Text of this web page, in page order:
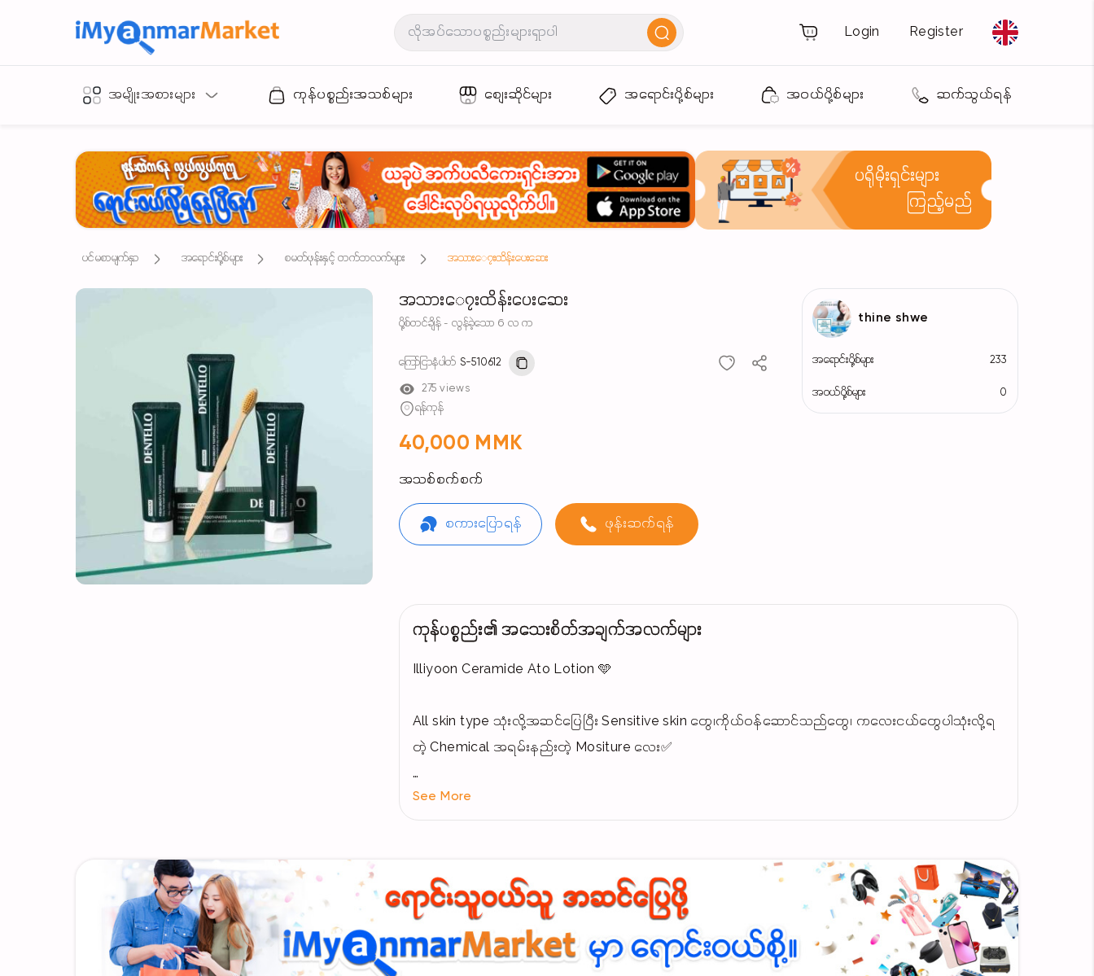
Login Register
အမျိုးအစားများ ကုန်ပစ္စည်းအသစ်များ စျေးဆိုင်များ အရောင်းပို့စ်များ အဝယ်ပို့စ်များ ဆက်သွယ်ရန်
ပရိုမိုးရှင်းများ
ကြည့်မည်
ပင်မစာမျက်နှာ အရောင်းပို့စ်များ စမတ်ဖုန်းနှင့် တက်ဘလက်များ အသား​ေ၇းထိန်းပေးဆေး
အသား​ေ၇းထိန်းပေးဆေး
ပို့စ်တင်ချိန် - လွန်ခဲ့သော 6 လ က
ကြော်ငြာနံပါတ် S-510612
275 views
ရန်ကုန်
40,000 MMK
အသစ်စက်စက်
စကားပြောရန် ဖုန်းဆက်ရန်
thine shwe
အရောင်းပို့စ်များ 233
အဝယ်ပို့စ်များ 0
ကုန်ပစ္စည်း၏ အသေးစိတ်အချက်အလက်များ
Illiyoon Ceramide Ato Lotion 🩵
All skin type သုံးလို့အဆင်‌ပြေပြီး Sensitive skin တွေ၊ကိုယ်ဝန်ဆောင်သည်တွေ၊ ကလေးငယ်တွေပါသုံးလို့ရ
တဲ့ Chemical အရမ်းနည်းတဲ့ Mositure လေး✅
Skin Barrier ကိုအားကောင်းစေပြီး အသား‌ရေရဲ့ အစိုဓာတ်၊ ရေဓာတ်ကို အကြာကြီးထိန်းပေးထားနိုင်ပါတယ်
🩵ရေဓာတ်ကိုအပြည့်အဝဖြည့်ပေးနိုင်တဲ့အပြင် အသားရေပျက်စီးတာတွေကို ပိုကောင်းမွန်လာစေပြီး
ခြောက်သွေ့နီမြန်းတာတွေပါသက်သာစေပါတယ်နော်
See More